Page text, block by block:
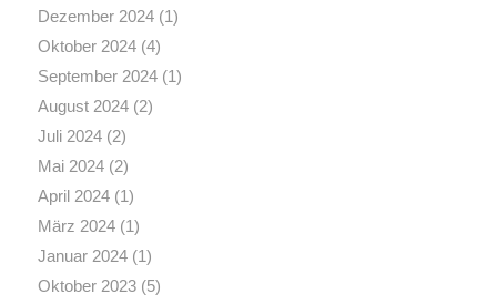
Dezember 2024(1)
Oktober 2024(4)
September 2024(1)
August 2024(2)
Juli 2024(2)
Mai 2024(2)
April 2024(1)
März 2024(1)
Januar 2024(1)
Oktober 2023(5)